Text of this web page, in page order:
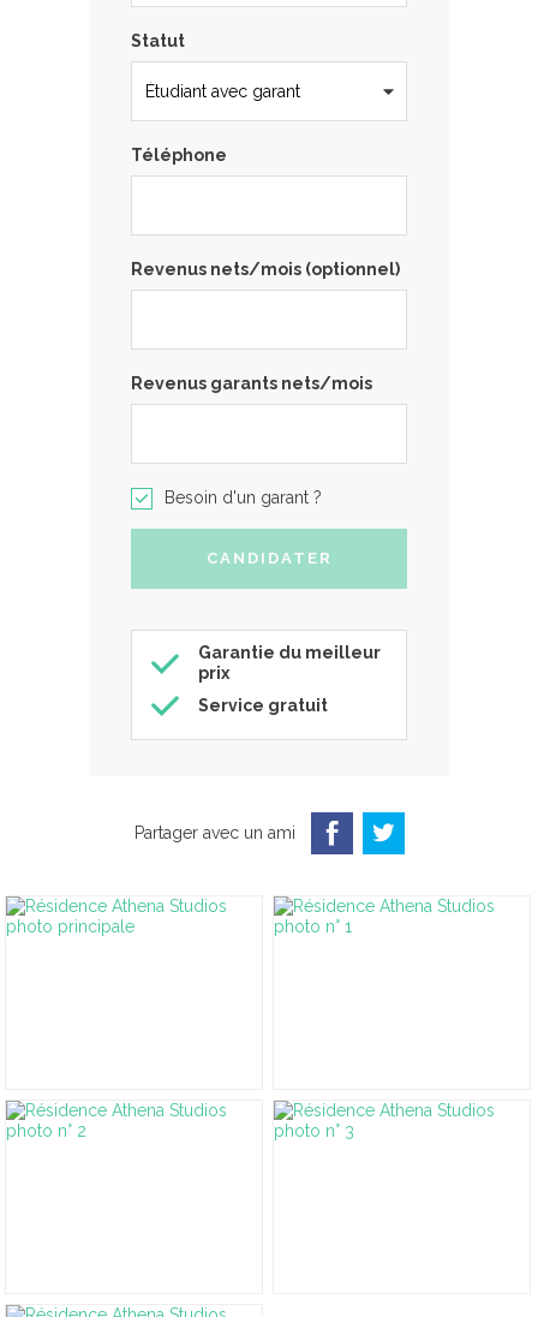
Statut
Téléphone
Revenus nets/mois (optionnel)
Revenus garants nets/mois
Besoin d'un garant ?
Garantie du meilleur
prix
Service gratuit
Partager avec un ami